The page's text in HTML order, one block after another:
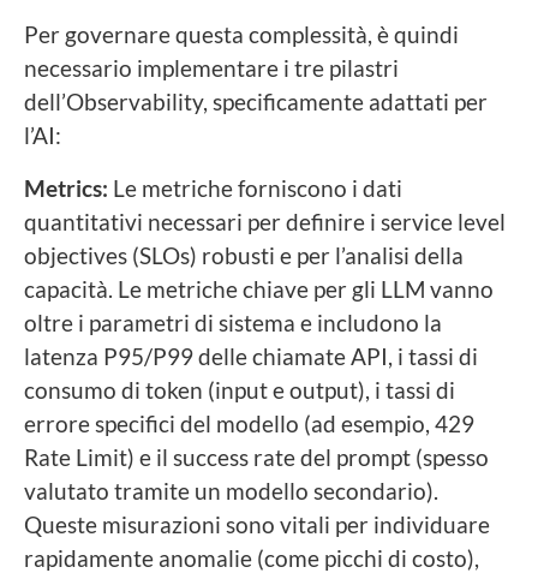
Per governare questa complessità, è quindi
necessario implementare i tre pilastri
dell’Observability, specificamente adattati per
l’AI:
Metrics: Le metriche forniscono i dati
quantitativi necessari per definire i service level
objectives (SLOs) robusti e per l’analisi della
capacità. Le metriche chiave per gli LLM vanno
oltre i parametri di sistema e includono la
latenza P95/P99 delle chiamate API, i tassi di
consumo di token (input e output), i tassi di
errore specifici del modello (ad esempio, 429
Rate Limit) e il success rate del prompt (spesso
valutato tramite un modello secondario).
Queste misurazioni sono vitali per individuare
rapidamente anomalie (come picchi di costo),